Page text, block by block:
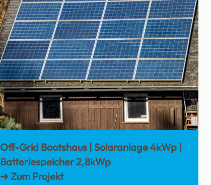
Off-Grid Bootshaus | Solaranlage 4kWp |
Batteriespeicher 2,8kWp
➜ Zum Projekt